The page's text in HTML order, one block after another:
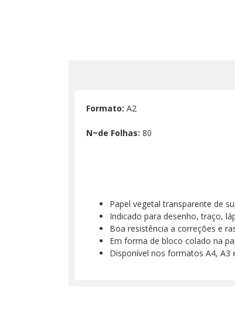
Formato: A2
N~de Folhas: 80
Papel vegetal transparente de
Indicado para desenho, traço,
Boa resistência a correções e
Em forma de bloco colado na
Disponível nos formatos A4, A3